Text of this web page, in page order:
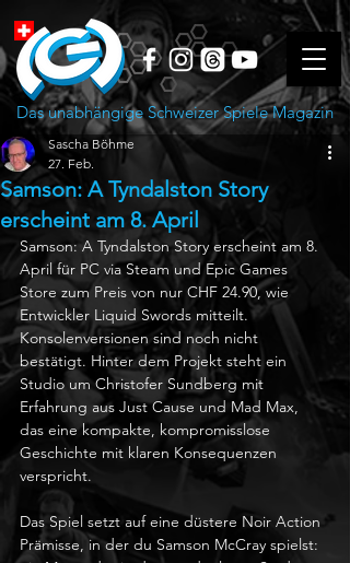
Das unabhängige Schweizer Spiele Magazin
Samson: A Tyndalston Story
erscheint am 8. April
Sascha Böhme
27. Feb.
Samson: A Tyndalston Story erscheint am 8.
April für PC via Steam und Epic Games
Store zum Preis von nur CHF 24.90, wie
Entwickler Liquid Swords mitteilt.
Konsolenversionen sind noch nicht
bestätigt. Hinter dem Projekt steht ein
Studio um Christofer Sundberg mit
Erfahrung aus Just Cause und Mad Max,
das eine kompakte, kompromisslose
Geschichte mit klaren Konsequenzen
verspricht.
Das Spiel setzt auf eine düstere Noir Action
Prämisse, in der du Samson McCray spielst: